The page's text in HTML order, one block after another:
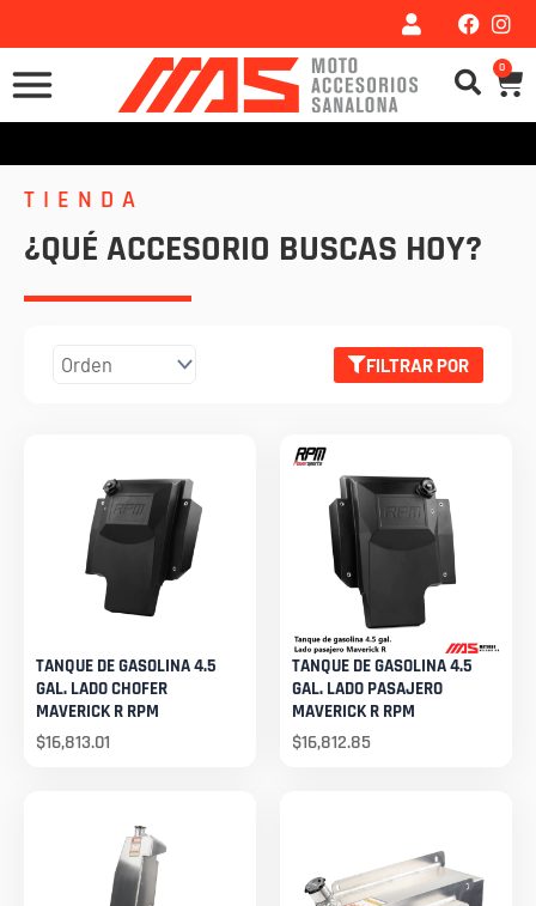
al
contenido
0
TIENDA
¿QUÉ ACCESORIO BUSCAS HOY?
FILTRAR POR
TANQUE DE GASOLINA 4.5
GAL. LADO CHOFER
MAVERICK R RPM
$16,813.01
TANQUE DE GASOLINA 4.5
GAL. LADO PASAJERO
MAVERICK R RPM
$16,812.85